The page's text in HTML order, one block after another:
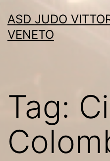
to
content
ASD JUDO
VENETO
Tag: